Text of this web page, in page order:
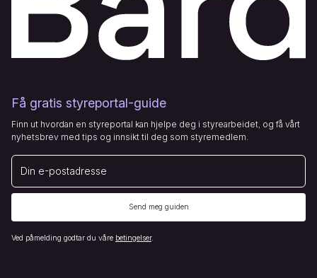
Få gratis styreportal-guide
Finn ut hvordan en styreportal kan hjelpe deg i styrearbeidet, og få vårt
nyhetsbrev med tips og innsikt til deg som styremedlem.
E-post
Send meg guiden
Ved påmelding godtar du våre betingelser.